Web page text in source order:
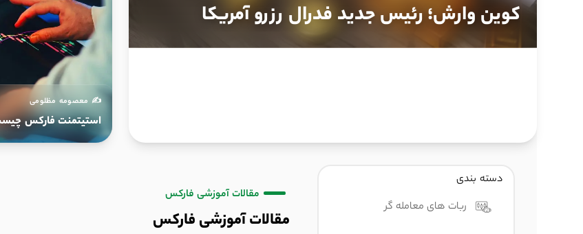
کوین وارش؛ رئیس جدید فدرال رزرو آمریکا
✍️ معصومه مظلومی
استیتمنت فارکس
دسته بندی
ربات های معامله گر
مقالات آموزشی فارکس
مقالات آموزشی فارکس